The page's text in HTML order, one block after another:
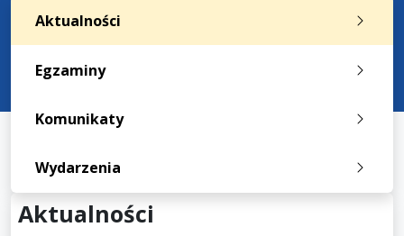
Aktualności
Egzaminy
Komunikaty
Wydarzenia
Aktualności